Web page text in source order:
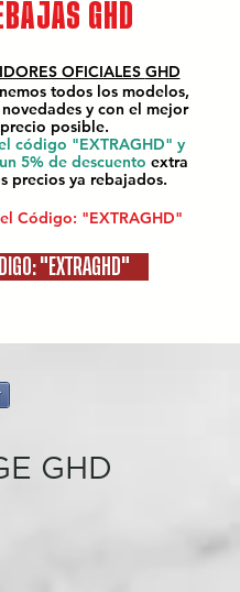
GHD
OFICIALES GHD
todos los modelos,
y con el mejor
precio posible.
código "EXTRAGHD" y
5% de descuento extra
precios ya rebajados.
Código: "EXTRAGHD"
"EXTRAGHD"
GHD